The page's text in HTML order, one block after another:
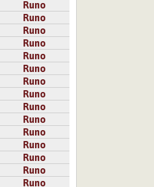
Runo
Runo
Runo
Runo
Runo
Runo
Runo
Runo
Runo
Runo
Runo
Runo
Runo
Runo
Runo